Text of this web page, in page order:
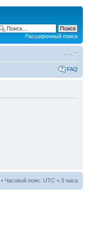
Расширенный поиск
FAQ
• Часовой пояс: UTC + 3 часа